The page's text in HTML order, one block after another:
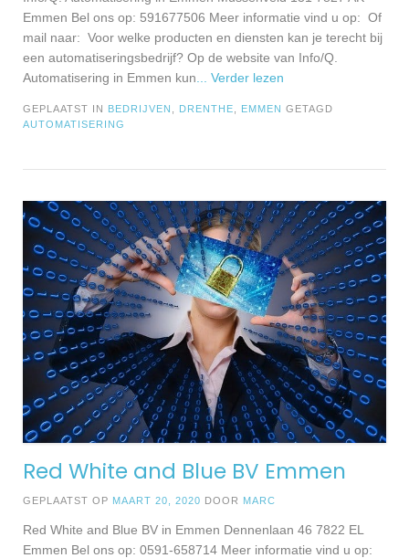
Emmen Bel ons op: 591677506 Meer informatie vind u op: Of
mail naar: Voor welke producten en diensten kan je terecht bij
een automatiseringsbedrijf? Op de website van Info/Q.
Automatisering in Emmen kun ... Verder lezen
GEPLAATST IN BEDRIJVEN DRENTHE EMMEN GETAGD
AUTOMATISERING
Red White and Blue BV Emmen
GEPLAATST OP MAART 20, 2020 DOOR MARC
Red White and Blue BV in Emmen Dennenlaan 46 7822 EL
Emmen Bel ons op: 0591-658714 Meer informatie vind u op: